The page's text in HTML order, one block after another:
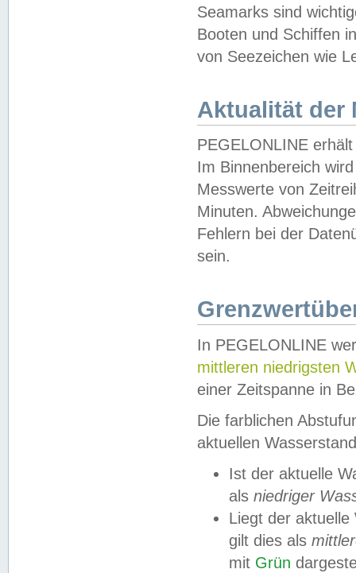
Seamarks sind
Booten und Schiffen
von Seezeichen wie
Aktualität der
PEGELONLINE
Im Binnenbereich
Messwerte von
Minuten.
Fehlern bei der
sein.
In PEGELONLINE
mittleren niedrigsten
einer Zeitspanne in
Die farblichen
aktuellen
Ist der aktuelle
als niedriger
Liegt der
gilt dies als
mit Grün